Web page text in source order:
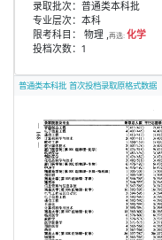
录取批次：普通类本科批
专业层次：本科
限考科目： 物理 ,再选: 化学
投档次数：1
普通类本科批 首次投档录取原格式数据